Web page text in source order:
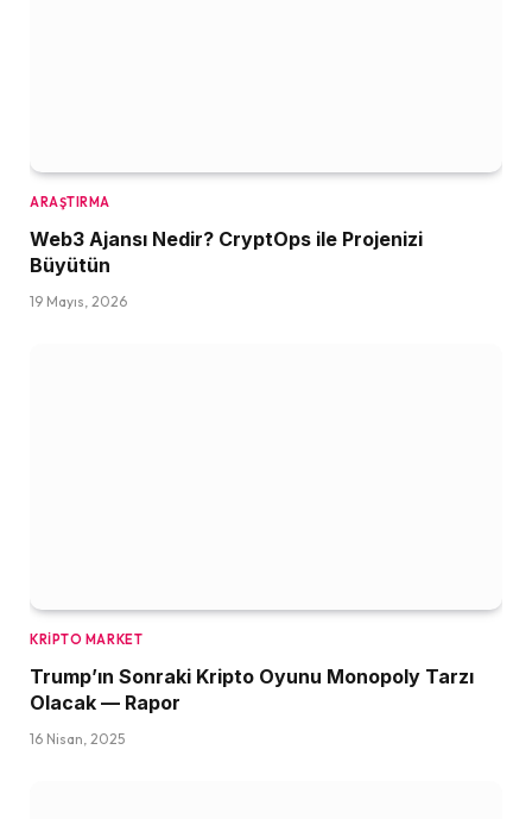
ARAŞTIRMA
Web3 Ajansı Nedir? CryptOps ile Projenizi
Büyütün
19 Mayıs, 2026
KRIPTO MARKET
Trump’ın Sonraki Kripto Oyunu Monopoly Tarzı
Olacak — Rapor
16 Nisan, 2025